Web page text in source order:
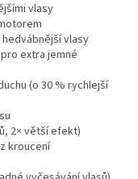
vlasy
vlasy
extra jemné
(o 30 % rychlejší
2× větší efekt)
kroucení